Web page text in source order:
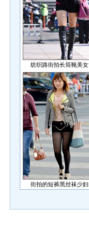
纺织路街拍长筒靴美女
街拍的短裤黑丝袜少妇